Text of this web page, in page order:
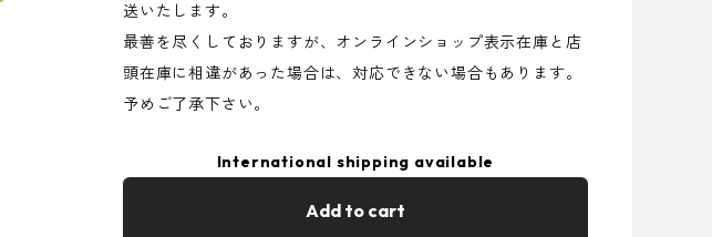
送いたします。
最善を尽くしておりますが、オンラインショップ表示在庫と店
頭在庫に相違があった場合は、対応できない場合もあります。
予めご了承下さい。
International shipping available
Add to cart